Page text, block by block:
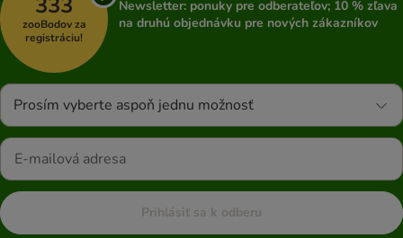
zooBodov za
registráciu!
Newsletter: ponuky pre odberateľov; 10 % zľava
na druhú objednávku pre nových zákazníkov
Prosím vyberte aspoň jednu možnosť
Prihlásiť sa k odberu